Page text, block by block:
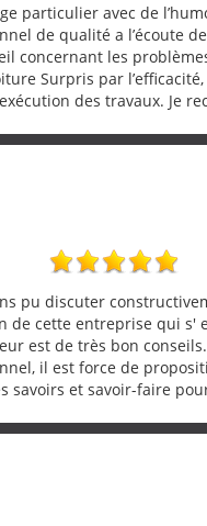
particulier avec de
de qualité a l’écoute
concernant les
Surpris par
des travaux. Je
pu discuter
de cette entreprise qui s'
est de très bon
il est force de
savoirs et savoir-faire
de l écoute et de la
que chez les pationnés
monsieur pour sa